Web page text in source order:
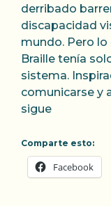
derribado
discapacidad
mundo. Pero lo
Braille tenía
sistema.
comunicarse y
sigue
Comparte esto:
Facebook